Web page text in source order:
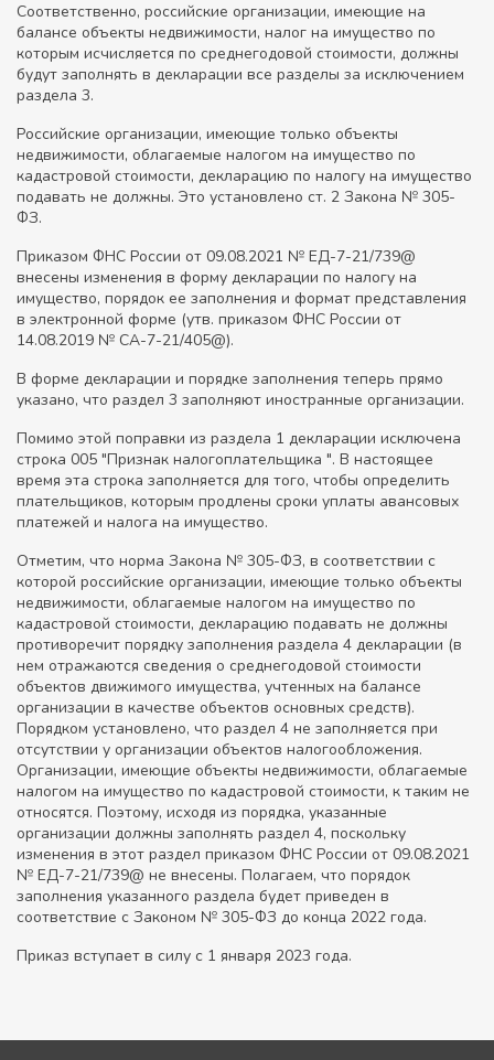
Соответственно, российские организации, имеющие на
балансе объекты недвижимости, налог на имущество по
которым исчисляется по среднегодовой стоимости, должны
будут заполнять в декларации все разделы за исключением
раздела 3.
Российские организации, имеющие только объекты
недвижимости, облагаемые налогом на имущество по
кадастровой стоимости, декларацию по налогу на имущество
подавать не должны. Это установлено ст. 2 Закона № 305-
ФЗ.
Приказом ФНС России от 09.08.2021 № ЕД-7-21/739@
внесены изменения в форму декларации по налогу на
имущество, порядок ее заполнения и формат представления
в электронной форме (утв. приказом ФНС России от
14.08.2019 № СА-7-21/405@).
В форме декларации и порядке заполнения теперь прямо
указано, что раздел 3 заполняют иностранные организации.
Помимо этой поправки из раздела 1 декларации исключена
строка 005 "Признак налогоплательщика ". В настоящее
время эта строка заполняется для того, чтобы определить
плательщиков, которым продлены сроки уплаты авансовых
платежей и налога на имущество.
Отметим, что норма Закона № 305-ФЗ, в соответствии с
которой российские организации, имеющие только объекты
недвижимости, облагаемые налогом на имущество по
кадастровой стоимости, декларацию подавать не должны
противоречит порядку заполнения раздела 4 декларации (в
нем отражаются сведения о среднегодовой стоимости
объектов движимого имущества, учтенных на балансе
организации в качестве объектов основных средств).
Порядком установлено, что раздел 4 не заполняется при
отсутствии у организации объектов налогообложения.
Организации, имеющие объекты недвижимости, облагаемые
налогом на имущество по кадастровой стоимости, к таким не
относятся. Поэтому, исходя из порядка, указанные
организации должны заполнять раздел 4, поскольку
изменения в этот раздел приказом ФНС России от 09.08.2021
№ ЕД-7-21/739@ не внесены. Полагаем, что порядок
заполнения указанного раздела будет приведен в
соответствие с Законом № 305-ФЗ до конца 2022 года.
Приказ вступает в силу с 1 января 2023 года.